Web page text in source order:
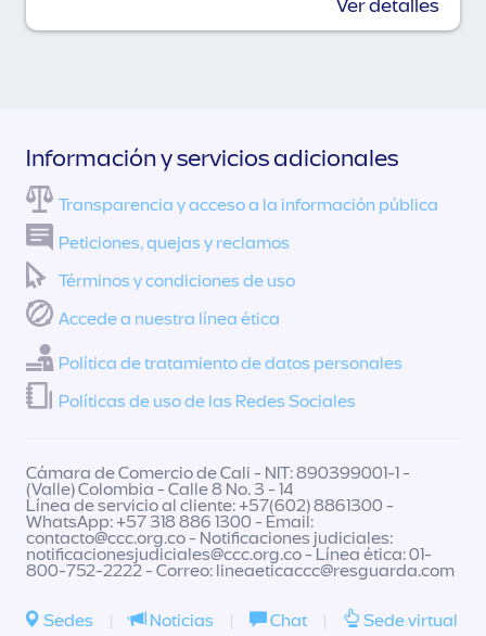
Ver detalles
Información y servicios adicionales
Transparencia y acceso a la información pública
Peticiones, quejas y reclamos
Términos y condiciones de uso
Accede a nuestra línea ética
Política de tratamiento de datos personales
Políticas de uso de las Redes Sociales
Cámara de Comercio de Cali - NIT: 890399001-1 -
(Valle) Colombia - Calle 8 No. 3 - 14
Línea de servicio al cliente: +57(602) 8861300 -
WhatsApp: +57 318 886 1300 - Email:
contacto@ccc.org.co- Notificaciones judiciales:
notificacionesjudiciales@ccc.org.co- Línea ética: 01-
800-752-2222 - Correo: lineaeticaccc@resguarda.com
Sedes | Noticias | Chat | Sede virtual